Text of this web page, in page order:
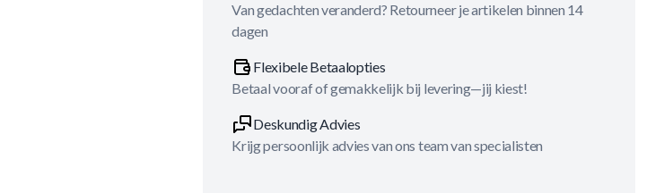
Van gedachten veranderd? Retourneer je artikelen binnen 14
dagen
Flexibele Betaalopties
Betaal vooraf of gemakkelijk bij levering—jij kiest!
Deskundig Advies
Krijg persoonlijk advies van ons team van specialisten